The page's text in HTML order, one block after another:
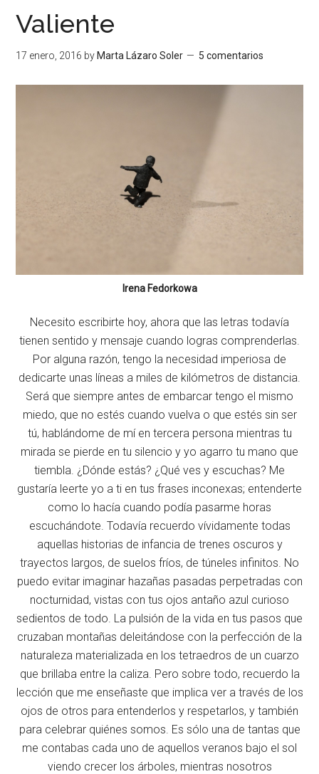
Valiente
17 enero, 2016 by Marta Lázaro Soler 5 comentarios
Irena Fedorkowa
Necesito escribirte hoy, ahora que las letras todavía
tienen sentido y mensaje cuando logras comprenderlas.
Por alguna razón, tengo la necesidad imperiosa de
dedicarte unas líneas a miles de kilómetros de distancia.
Será que siempre antes de embarcar tengo el mismo
miedo, que no estés cuando vuelva o que estés sin ser
tú, hablándome de mí en tercera persona mientras tu
mirada se pierde en tu silencio y yo agarro tu mano que
tiembla. ¿Dónde estás? ¿Qué ves y escuchas? Me
gustaría leerte yo a ti en tus frases inconexas; entenderte
como lo hacía cuando podía pasarme horas
escuchándote. Todavía recuerdo vívidamente todas
aquellas historias de infancia de trenes oscuros y
trayectos largos, de suelos fríos, de túneles infinitos. No
puedo evitar imaginar hazañas pasadas perpetradas con
nocturnidad, vistas con tus ojos antaño azul curioso
sedientos de todo. La pulsión de la vida en tus pasos que
cruzaban montañas deleitándose con la perfección de la
naturaleza materializada en los tetraedros de un cuarzo
que brillaba entre la caliza. Pero sobre todo, recuerdo la
lección que me enseñaste que implica ver a través de los
ojos de otros para entenderlos y respetarlos, y también
para celebrar quiénes somos. Es sólo una de tantas que
me contabas cada uno de aquellos veranos bajo el sol
viendo crecer los árboles, mientras nosotros